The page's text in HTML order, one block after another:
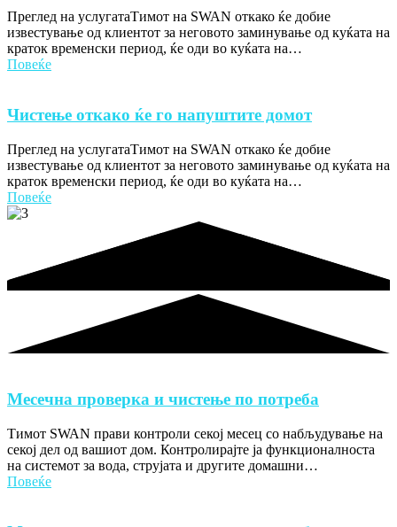
Преглед на услугатаТимот на SWAN откако ќе добие
известување од клиентот за неговото заминување од куќата на
краток временски период, ќе оди во куќата на…
Повеќе
Чистење откако ќе го напуштите домот
Преглед на услугатаТимот на SWAN откако ќе добие
известување од клиентот за неговото заминување од куќата на
краток временски период, ќе оди во куќата на…
Повеќе
Месечна проверка и чистење по потреба
Тимот SWAN прави контроли секој месец со набљудување на
секој дел од вашиот дом. Контролирајте ја функционалноста
на системот за вода, струјата и другите домашни…
Повеќе